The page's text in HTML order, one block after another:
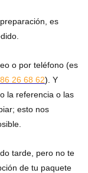
es
o por teléfono (es
26 68 62) Y
la referencia o las
esto nos
tarde, pero no te
de tu paquete